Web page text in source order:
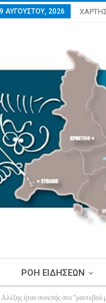
ΑΥΓΟΎΣΤΟΥ, 2026
ΡΟΗ ΕΙΔΗΣΕΩΝ
ήταν συνεπής στο “ραντεβού